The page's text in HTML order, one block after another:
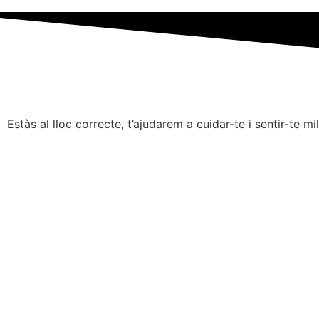
Estàs al lloc correcte, t’ajudarem a cuidar-te i sentir-te